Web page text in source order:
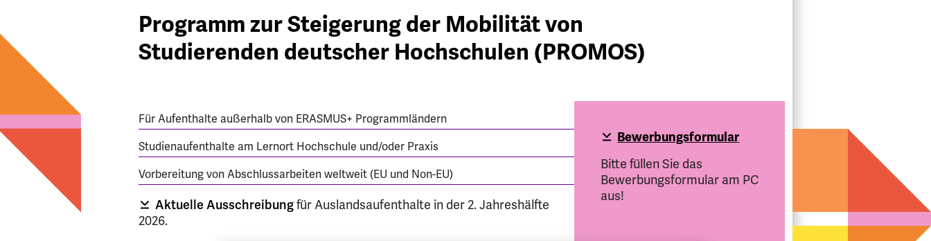
Programm zur Steigerung der Mobilität von
Studierenden deutscher Hochschulen (PROMOS)
Für Aufenthalte außerhalb von ERASMUS+ Programmländern
Studienaufenthalte am Lernort Hochschule und/oder Praxis
Vorbereitung von Abschlussarbeiten weltweit (EU und Non-EU)
Aktuelle Ausschreibungfür Auslandsaufenthalte in der 2. Jahreshälfte
2026.
Bewerbungsformular
Bitte füllen Sie das
Bewerbungsformular am PC
aus!